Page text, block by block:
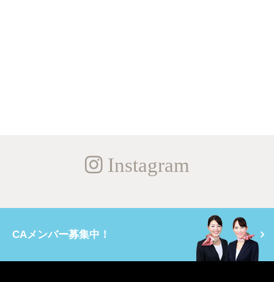
Instagram
CAメンバー募集中！